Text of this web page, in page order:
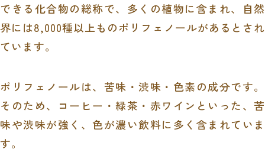
できる化合物の総称で、多くの植物に含まれ、自然
界には8,000種以上ものポリフェノールがあるとされ
ています。
ポリフェノールは、苦味・渋味・色素の成分です。
そのため、コーヒー・緑茶・赤ワインといった、苦
味や渋味が強く、色が濃い飲料に多く含まれていま
す。